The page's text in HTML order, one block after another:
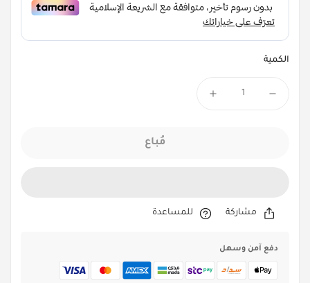
الكمية
مُباع
مشاركة للمساعدة
دفع آمن وسهل